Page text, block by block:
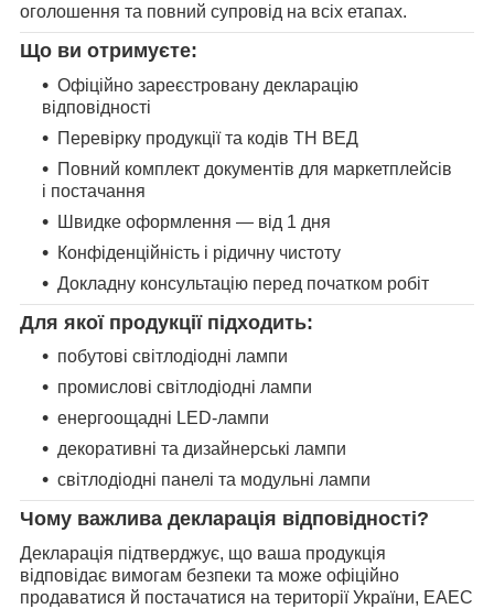
оголошення та повний супровід на всіх етапах.
Що ви отримуєте:
Офіційно зареєстровану декларацію
відповідності
Перевірку продукції та кодів ТН ВЕД
Повний комплект документів для маркетплейсів
і постачання
Швидке оформлення — від 1 дня
Конфіденційність і рідичну чистоту
Докладну консультацію перед початком робіт
Для якої продукції підходить:
побутові світлодіодні лампи
промислові світлодіодні лампи
енергоощадні LED-лампи
декоративні та дизайнерські лампи
світлодіодні панелі та модульні лампи
Чому важлива декларація відповідності?
Декларація підтверджує, що ваша продукція
відповідає вимогам безпеки та може офіційно
продаватися й постачатися на території України, ЕАЕС